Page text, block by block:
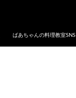
ばあちゃんの料理教室SNS